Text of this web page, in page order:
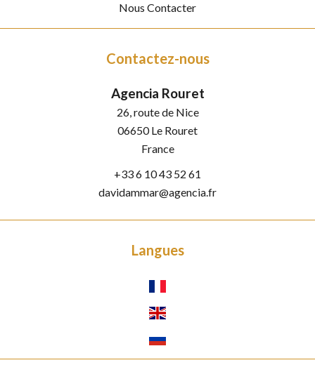
Nous Contacter
Contactez-nous
Agencia Rouret
26, route de Nice
06650Le Rouret
France
+33 6 10 43 52 61
davidammar@agencia.fr
Langues